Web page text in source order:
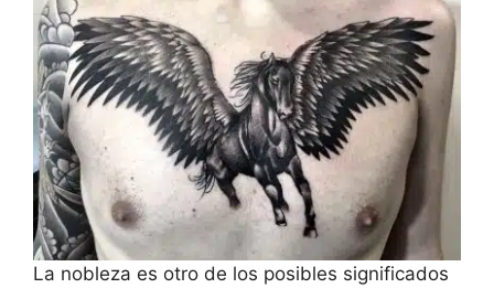
La nobleza es otro de los posibles significados